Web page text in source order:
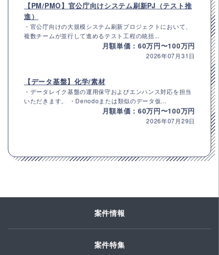
【PM/PMO】官公庁向けシステム刷新PJ（テスト推
進）
・官公庁向けの大規模システム刷新プロジェクトにおいて、
複数チームが並行して進めるテスト工程の統括...
月額単価：60万円〜100万円
2026年07月31日
【データ基盤】化学/素材
・データレイク基盤の運用保守およびエンハンス対応を担当
いただきます。 ・Denodoまたは類似のデータ仮...
月額単価：60万円〜100万円
2026年07月29日
案件情報
案件特集